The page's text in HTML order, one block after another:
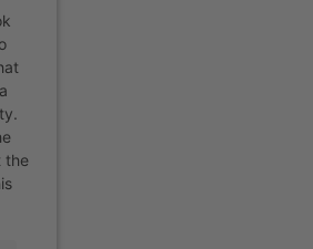
the